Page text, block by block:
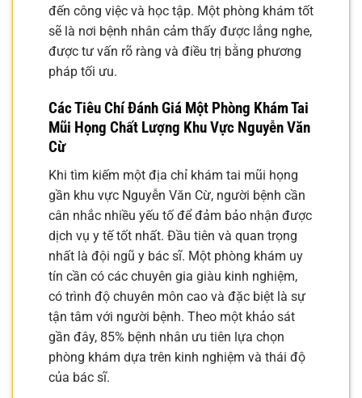
đến công việc và học tập. Một phòng khám tốt
sẽ là nơi bệnh nhân cảm thấy được lắng nghe,
được tư vấn rõ ràng và điều trị bằng phương
pháp tối ưu.
Các Tiêu Chí Đánh Giá Một Phòng Khám Tai
Mũi Họng Chất Lượng Khu Vực Nguyễn Văn
Cừ
Khi tìm kiếm một địa chỉ khám tai mũi họng
gần khu vực Nguyễn Văn Cừ, người bệnh cần
cân nhắc nhiều yếu tố để đảm bảo nhận được
dịch vụ y tế tốt nhất. Đầu tiên và quan trọng
nhất là đội ngũ y bác sĩ. Một phòng khám uy
tín cần có các chuyên gia giàu kinh nghiệm,
có trình độ chuyên môn cao và đặc biệt là sự
tận tâm với người bệnh. Theo một khảo sát
gần đây, 85% bệnh nhân ưu tiên lựa chọn
phòng khám dựa trên kinh nghiệm và thái độ
của bác sĩ.